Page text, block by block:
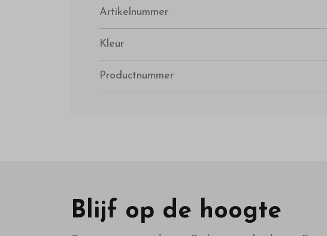
Artikelnummer
Kleur
Productnummer
Blijf op de hoogte